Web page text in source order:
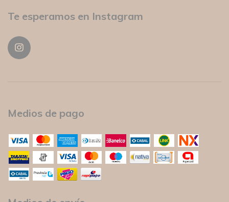
Te esperamos en Instagram
Medios de pago